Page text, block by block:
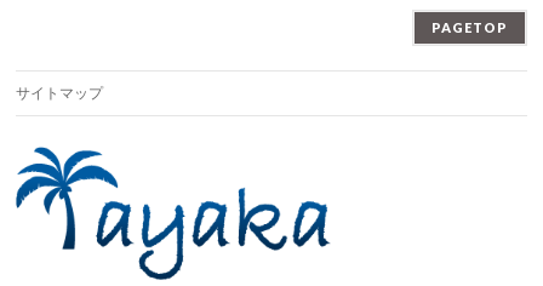
PAGETOP
サイトマップ